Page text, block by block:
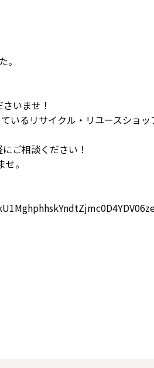
。
いませ！
るリサイクル・リユースショッ
ご相談ください！
。